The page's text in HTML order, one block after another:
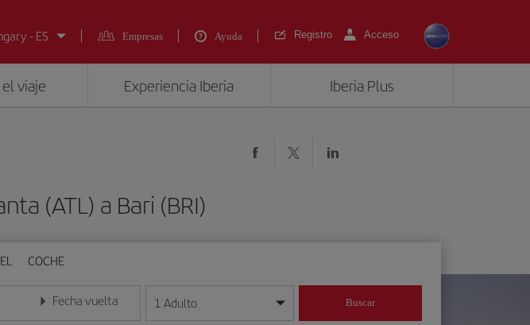
- ES
Empresas Ayuda Registro Acceso
viaje Experiencia Iberia Iberia Plus
(ATL) a Bari (BRI)
COCHE
en formato día/mes/año
Fecha vuelta
Introduce la fecha en formato día/mes/año
1 Adulto Buscar